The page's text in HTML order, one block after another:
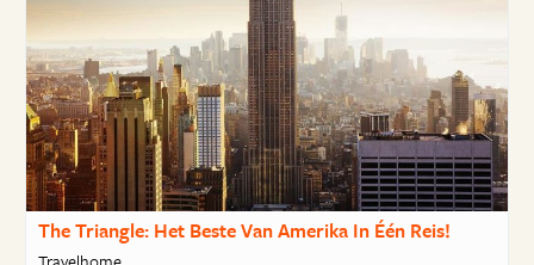
The Triangle: Het Beste Van Amerika In Één Reis!